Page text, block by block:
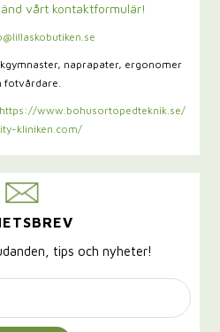
vårt kontaktformulär!
naprapater, ergonomer
fotvårdare.
https://www.bohusortopedteknik.se/
kliniken.com/
tips och nyheter!